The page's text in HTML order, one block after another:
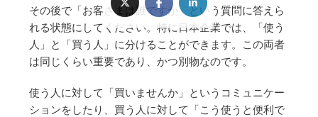
その後で「お客さまは誰ですか」という質問に答えら
れる状態にしてください。特に日本企業では、「使う
人」と「買う人」に分けることができます。この両者
は同じくらい重要であり、かつ別物なのです。
使う人に対して「買いませんか」というコミュニケー
ションをしたり、買う人に対して「こう使うと便利で